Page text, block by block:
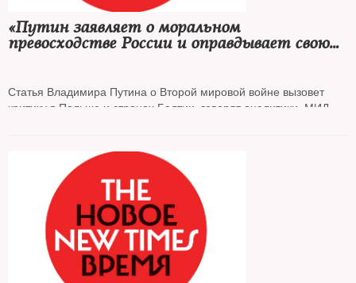
«Путин заявляет о моральном
превосходстве России и оправдывает свою
Статья Владимира Путина о Второй мировой войне вызовет
критику в Польше и странах Балтии, говорят аналитики. МИД